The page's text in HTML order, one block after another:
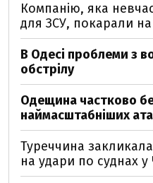
Компанію, яка
для ЗСУ, покарали на
В Одесі проблеми з
обстрілу
Одещина частково
наймасштабніших
Туреччина
на удари по суднах